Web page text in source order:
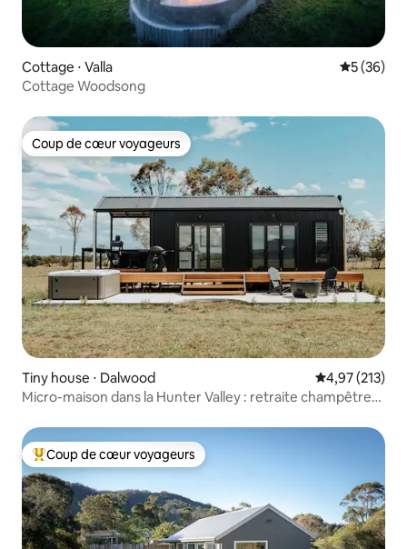
Cottage ⋅ Valla
5 (36)
Cottage Woodsong
Coup de cœur voyageurs
Coup de cœur voyageurs
Tiny house ⋅ Dalwood Évaluation
4,97 (213)
Micro-maison dans la Hunter Valley : retraite champêtre
Coups de cœur voyageurs les plus appréciés
Coup de cœur voyageurs